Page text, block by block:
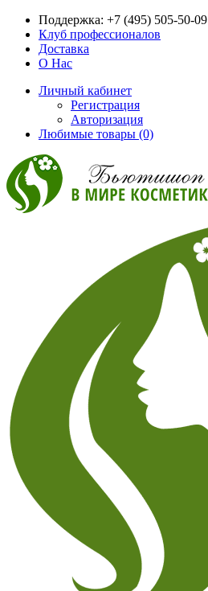
Поддержка: +7 (495) 505-50-09
Клуб профессионалов
Доставка
О Нас
Личный кабинет
Регистрация
Авторизация
Любимые товары (0)